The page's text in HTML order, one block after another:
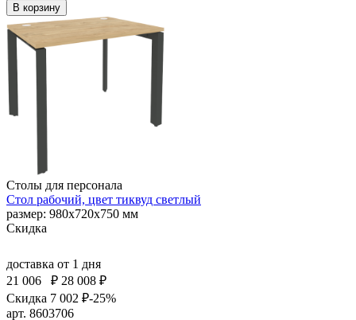
В корзину
Столы для персонала
Стол рабочий, цвет тиквуд светлый
размер: 980х720х750 мм
Скидка
доставка от 1 дня
21 006
₽ 28 008 ₽
Скидка 7 002 ₽-25%
арт. 8603706